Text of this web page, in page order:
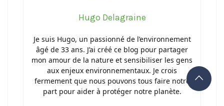
Hugo Delagraine
Je suis Hugo, un passionné de l’environnement
âgé de 33 ans. J’ai créé ce blog pour partager
mon amour de la nature et sensibiliser les gens
aux enjeux environnementaux. Je crois
fermement que nous pouvons tous faire notre
part pour aider à protéger notre planète.